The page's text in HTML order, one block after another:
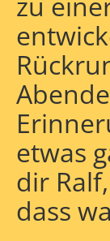
etwas
dir
dass